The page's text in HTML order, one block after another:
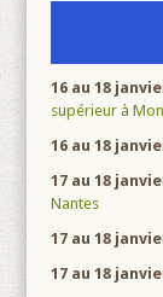
16 au 18
supérieur à
16 au 18
17 au 18
Nantes
17 au 18
17 au 18